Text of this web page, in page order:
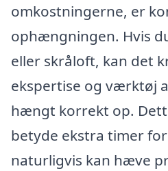
omkostningerne, er
ophængningen. Hvis
eller skråloft, kan det
ekspertise og værktøj
hængt korrekt op.
betyde ekstra timer
naturligvis kan hæve